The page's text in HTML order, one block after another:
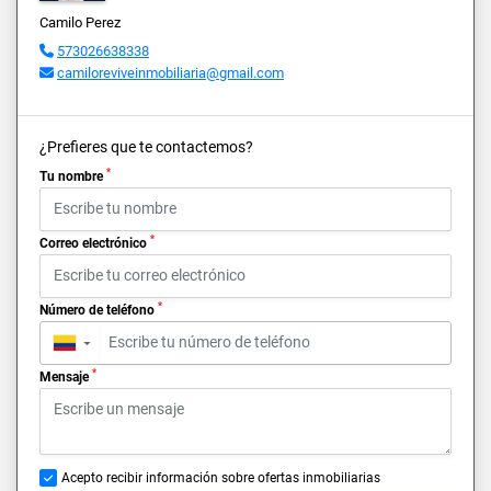
Camilo Perez
573026638338
camiloreviveinmobiliaria@gmail.com
¿Prefieres que te contactemos?
Tu nombre *
Correo electrónico *
Número de teléfono *
▼
Mensaje *
Acepto recibir información sobre ofertas inmobiliarias